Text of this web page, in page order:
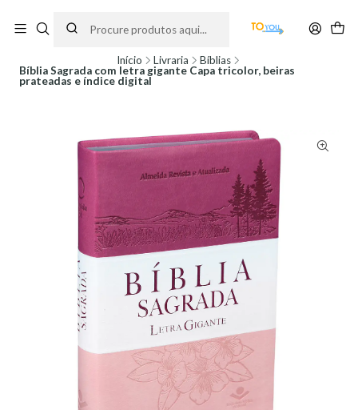
partir do dia 11 de Agosto, às 10H.
Início Livraria
Bíblias
Bíblia Sagrada com letra gigante Capa tricolor, beiras
prateadas e índice digital